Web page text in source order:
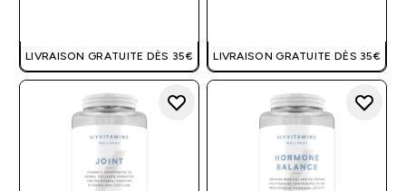
LIVRAISON GRATUITE DÈS 35€ LIVRAISON GRATUITE DÈS 35€